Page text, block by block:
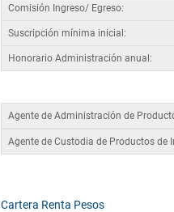
Comisión Ingreso/ Egreso:
Suscripción mínima inicial:
Honorario Administración anual:
Agente de Administración de
Agente de Custodia de Productos de
Cartera Renta Pesos